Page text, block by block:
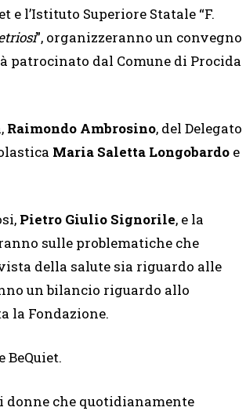
e l’Istituto Superiore Statale “F.
”, organizzeranno un convegno
patrocinato dal Comune di Procida
Raimondo Ambrosino, del Delegato
Maria Saletta Longobardo e
Pietro Giulio Signorile, e la
sulle problematiche che
della salute sia riguardo alle
un bilancio riguardo allo
la Fondazione.
BeQuiet.
che quotidianamente